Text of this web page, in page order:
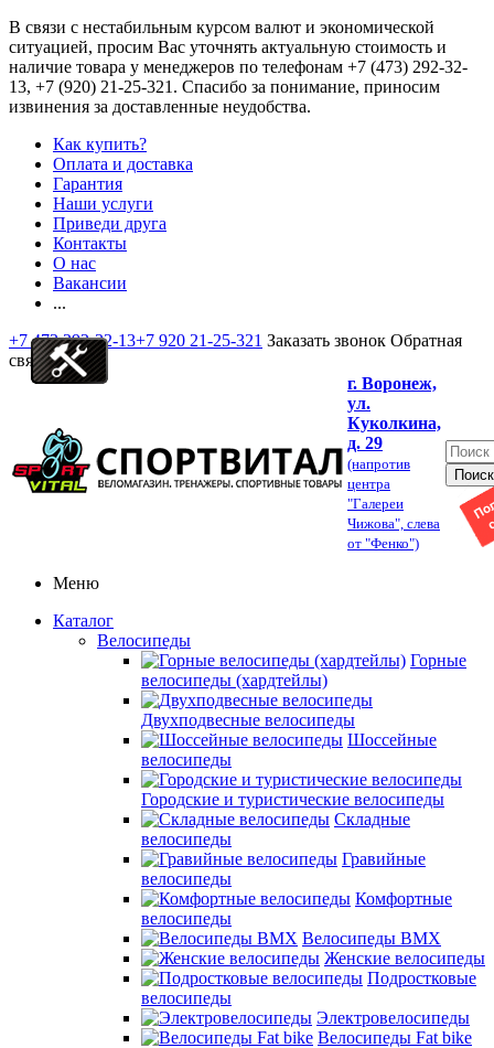
В связи с нестабильным курсом валют и экономической
ситуацией, просим Вас уточнять актуальную стоимость и
наличие товара у менеджеров по телефонам +7 (473) 292-32-
13, +7 (920) 21-25-321 . Спасибо за понимание, приносим
извинения за доставленные неудобства.
Как купить?
Оплата и доставка
Гарантия
Наши услуги
Приведи друга
Контакты
О нас
Вакансии
...
+7 473 292-32-13+7 920 21-25-321 Заказать звонок Обратная
связь
г. Воронеж,
ул.
Куколкина,
д. 29
(напротив
центра
"Галереи
Чижова", слева
от "Фенко")
Меню
Каталог
Велосипеды
Горные
велосипеды (хардтейлы)
Двухподвесные велосипеды
Шоссейные
велосипеды
Городские и туристические велосипеды
Складные
велосипеды
Гравийные
велосипеды
Комфортные
велосипеды
Велосипеды BMX
Женские велосипеды
Подростковые
велосипеды
Электровелосипеды
Велосипеды Fat bike